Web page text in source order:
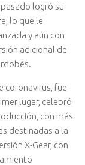
logró su
lo que le
y aún con
adicional de
coronavirus, fue
lugar, celebró
con más
destinadas a la
X-Gear, con